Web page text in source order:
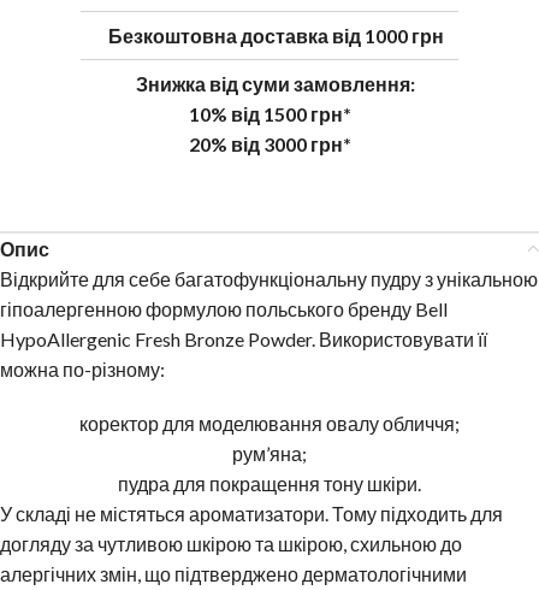
Безкоштовна доставка від 1000 грн
Знижка від суми замовлення:
10% від 1500 грн*
20% від 3000 грн*
Опис
Відкрийте для себе багатофункціональну пудру з унікальною
гіпоалергенною формулою польського бренду Bell
HypoAllergenic Fresh Bronze Powder. Використовувати її
можна по-різному:
коректор для моделювання овалу обличчя;
рум’яна;
пудра для покращення тону шкіри.
У складі не містяться ароматизатори. Тому підходить для
догляду за чутливою шкірою та шкірою, схильною до
алергічних змін, що підтверджено дерматологічними